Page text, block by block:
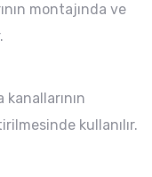
montajında ve
kanallarının
kullanılır.